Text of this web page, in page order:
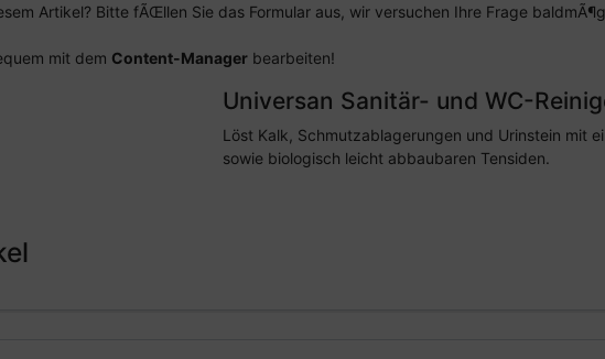
Artikel? Bitte fÃŒllen Sie das Formular aus, wir versuchen Ihre Frage
mit dem Content-Manager bearbeiten!
Universan Sanitär- und WC-
Löst Kalk, Schmutzablagerungen und Urinstein mit
sowie biologisch leicht abbaubaren Tensiden.